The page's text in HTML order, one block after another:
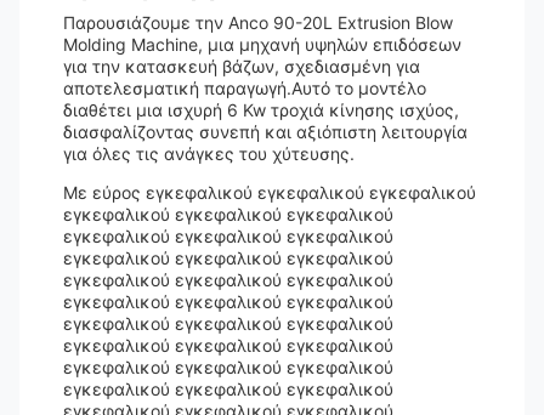
Παρουσιάζουμε την Anco 90-20L Extrusion Blow
Molding Machine, μια μηχανή υψηλών επιδόσεων
για την κατασκευή βάζων, σχεδιασμένη για
αποτελεσματική παραγωγή.Αυτό το μοντέλο
διαθέτει μια ισχυρή 6 Kw τροχιά κίνησης ισχύος,
διασφαλίζοντας συνεπή και αξιόπιστη λειτουργία
για όλες τις ανάγκες του χύτευσης.
Με εύρος εγκεφαλικού εγκεφαλικού εγκεφαλικού
εγκεφαλικού εγκεφαλικού εγκεφαλικού
εγκεφαλικού εγκεφαλικού εγκεφαλικού
εγκεφαλικού εγκεφαλικού εγκεφαλικού
εγκεφαλικού εγκεφαλικού εγκεφαλικού
εγκεφαλικού εγκεφαλικού εγκεφαλικού
εγκεφαλικού εγκεφαλικού εγκεφαλικού
εγκεφαλικού εγκεφαλικού εγκεφαλικού
εγκεφαλικού εγκεφαλικού εγκεφαλικού
εγκεφαλικού εγκεφαλικού εγκεφαλικού
εγκεφαλικού εγκεφαλικού εγκεφαλικού